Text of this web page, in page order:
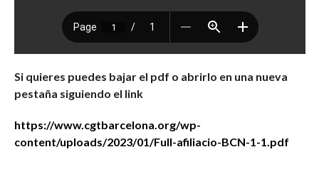
Si quieres puedes bajar el pdf o abrirlo en una nueva
pestaña siguiendo el link
https://www.cgtbarcelona.org/wp-
content/uploads/2023/01/Full-afiliacio-BCN-1-1.pdf